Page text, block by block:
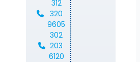
312
320
9605
302
203
6120